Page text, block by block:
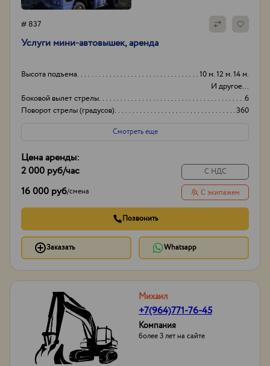
# 837
Услуги мини-автовышек, аренда
Высота подъема
10 м. 12 м. 14 м.
И другое...
Боковой вылет стрелы
6
Поворот стрелы (градусов)
360
Грузоподьемность корзины:
200кг
Смотреть еще
Цена аренды:
2 000 руб/час
16 000 руб/смена
С НДС
С экипажем
Позвонить
Заказать Whatsapp
Михаил
+7(964)771-76-45
Компания
более 3 лет на сайте